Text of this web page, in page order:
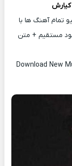
تمام آهنگ ها با
مستقیم + متن
Download New